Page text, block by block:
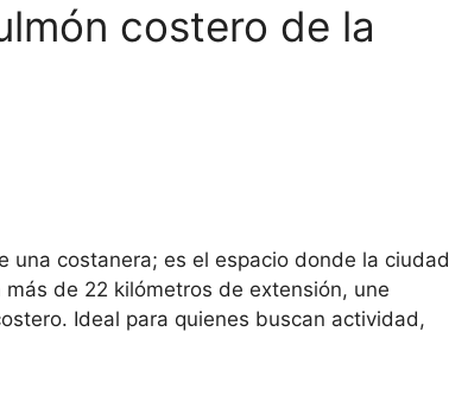
costero de la
una costanera; es el espacio donde la ciudad
de 22 kilómetros de extensión, une
Ideal para quienes buscan actividad,